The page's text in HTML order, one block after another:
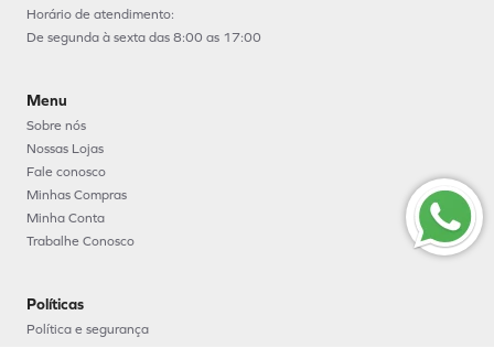
Horário de atendimento:
De segunda à sexta das 8:00 as 17:00
Menu
Sobre nós
Nossas Lojas
Fale conosco
Minhas Compras
Minha Conta
Trabalhe Conosco
Políticas
Política e segurança